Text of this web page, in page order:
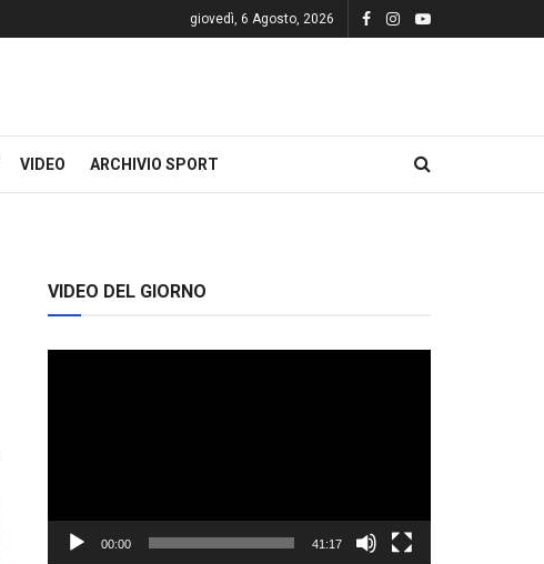
giovedì, 6 Agosto, 2026
VIDEO ARCHIVIO SPORT
VIDEO DEL GIORNO
00:00 41:17